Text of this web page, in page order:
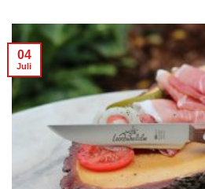
04
Juli